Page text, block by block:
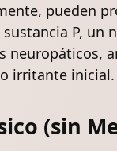
pueden
P, un
neuropáticos,
irritante inicial.
(sin